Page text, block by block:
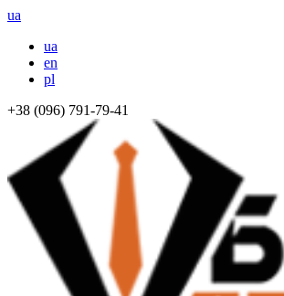
ua
ua
en
pl
+38 (096) 791-79-41